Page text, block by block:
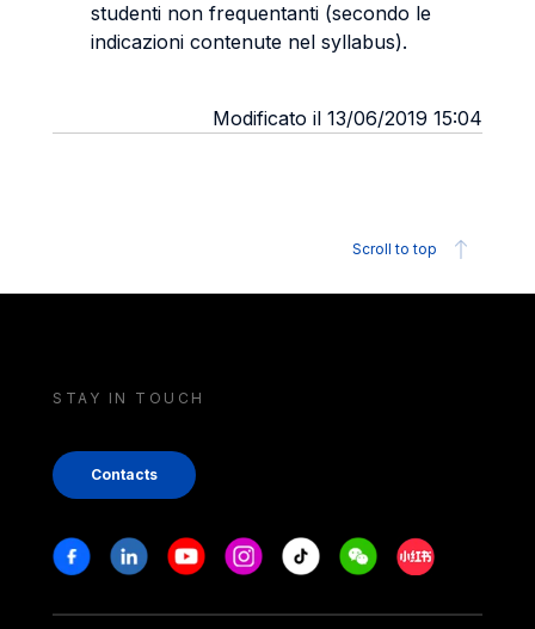
studenti non frequentanti (secondo le
indicazioni contenute nel syllabus).
Modificato il 13/06/2019 15:04
Scroll to top
STAY IN TOUCH
Contacts
Stay in touch
FacebookLinkedinYoutubeInstagram
Tiktok WeechatXiaohongshu/